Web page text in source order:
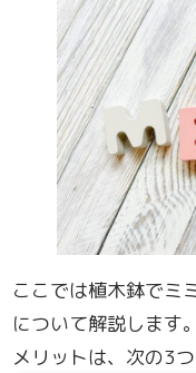
ここでは植木鉢でミ
について解説します。
メリットは、次の3つ